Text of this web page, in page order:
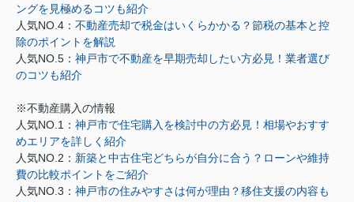
ングを見極めるコツも紹介
人気NO.4： 不動産売却で税金はいくらかかる？節税の基本と控
除のポイントを解説
人気NO.5： 神戸市で不動産を早期売却したい方必見！業者選び
のコツも紹介
※不動産購入の情報
人気NO.1： 神戸市で住宅購入を検討中の方必見！相場やおすす
めエリアを詳しく紹介
人気NO.2： 新築と中古住宅どちらが自分に合う？ローンや維持
費の比較ポイントをご紹介
人気NO.3： 神戸市の住みやすさは何が理由？移住支援の内容も